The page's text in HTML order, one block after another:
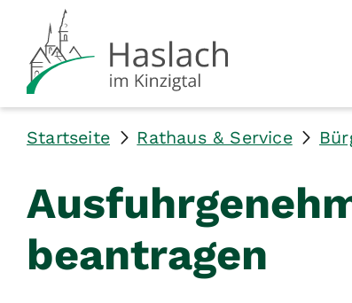
Startseite Rathaus & Service
beantragen